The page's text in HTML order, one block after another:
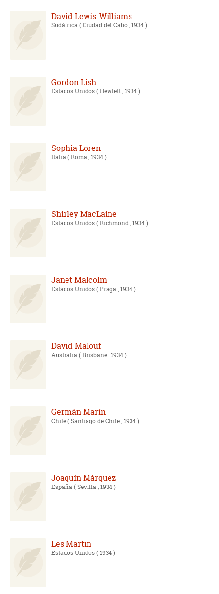
David Lewis-Williams
Sudáfrica( Ciudad del Cabo , 1934 )
Gordon Lish
Estados Unidos( Hewlett , 1934 )
Sophia Loren
Italia( Roma , 1934 )
Shirley MacLaine
Estados Unidos( Richmond , 1934 )
Janet Malcolm
Estados Unidos( Praga , 1934 )
David Malouf
Australia( Brisbane , 1934 )
Germán Marín
Chile( Santiago de Chile , 1934 )
Joaquín Márquez
España( Sevilla , 1934 )
Les Martin
Estados Unidos( 1934 )